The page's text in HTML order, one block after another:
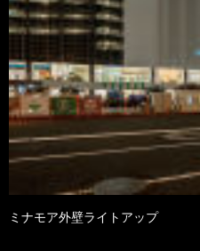
ミナモア外壁ライトアップ